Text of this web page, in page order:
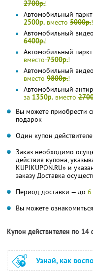
2700р.!
Автомобильный
2500р. вместо 5000р.!
Автомобильный
6400р.!
Автомобильный
вместо7500р.!
Автомобильный
вместо 9800р.!
Автомобильный
за 1350р. вместо
Вы можете приобрести
подарок
Один купон
Заказ необходимо
действия купона,
KUPIKUPON.RU» и
заказу Доставка
Период доставки — до 6
Вы можете
Купон действителен по
Узнай, как